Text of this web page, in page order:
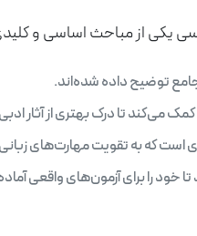
از مباحث اساسی و
جامع توضیح داده شده‌اند.
تا درک بهتری از آثار ادبی
که به تقویت مهارت‌های
را برای آزمون‌های واقعی